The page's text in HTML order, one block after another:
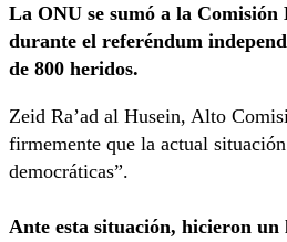
La ONU se sumó a la
durante el referéndum
de 800 heridos.
Zeid Ra’ad al Husein, Alto
firmemente que la actual
democráticas”.
Ante esta situación, hicieron